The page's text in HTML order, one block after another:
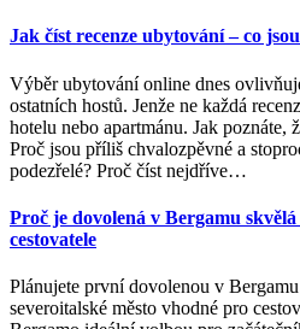
Jak číst recenze ubytování – co
Výběr ubytování online dnes
ostatních hostů. Jenže ne každá
hotelu nebo apartmánu. Jak poznáte,
Proč jsou příliš chvalozpěvné a
podezřelé? Proč číst nejdříve…
Proč je dovolená v Bergamu
cestovatele
Plánujete první dovolenou v
severoitalské město vhodné pro